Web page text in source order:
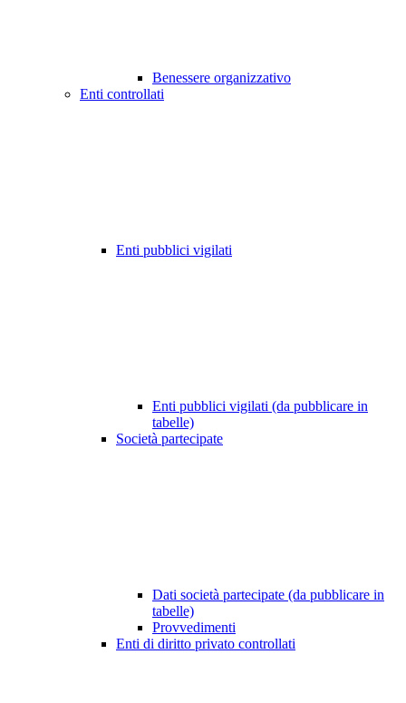
Benessere organizzativo
Enti controllati
Enti pubblici vigilati
Enti pubblici vigilati (da pubblicare in
tabelle)
Società partecipate
Dati società partecipate (da pubblicare in
tabelle)
Provvedimenti
Enti di diritto privato controllati